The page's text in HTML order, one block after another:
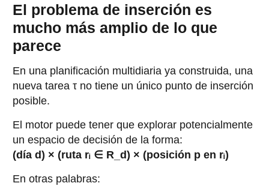
El problema de inserción es
mucho más amplio de lo que
parece
En una planificación multidiaria ya construida, una
nueva tarea τ no tiene un único punto de inserción
posible.
El motor puede tener que explorar potencialmente
un espacio de decisión de la forma:
(día d) × (ruta rᵢ ∈ R_d) × (posición p en rᵢ)
En otras palabras: